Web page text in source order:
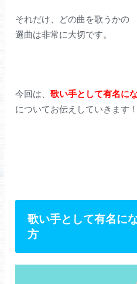
それだけ、どの曲を歌うかの
選曲は非常に大切です。
今回は、歌い手として有名に
についてお伝えしていきます！
歌い手として有名に
方